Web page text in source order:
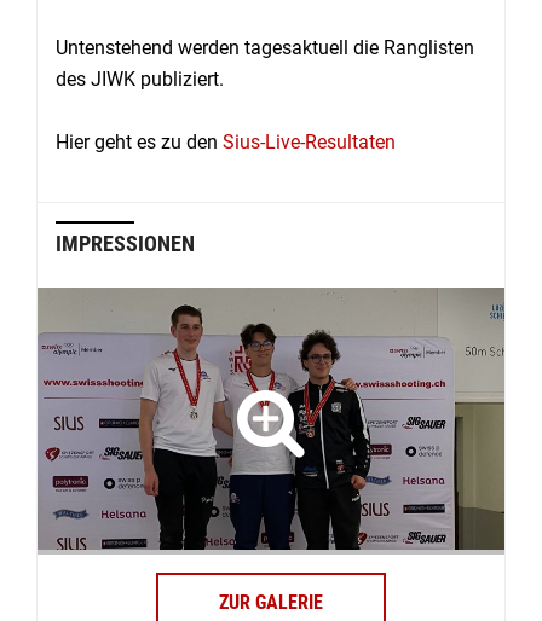
Untenstehend werden tagesaktuell die Ranglisten
des JIWK publiziert.
Hier geht es zu den Sius-Live-Resultaten
IMPRESSIONEN
ZUR GALERIE